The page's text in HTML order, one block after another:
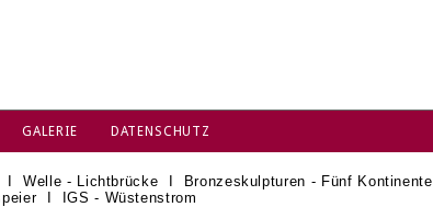
GALERIE DATENSCHUTZ
IWelle - Lichtbrücke Bronzeskulpturen - Fünf Kontinente
I IGS - Wüstenstrom